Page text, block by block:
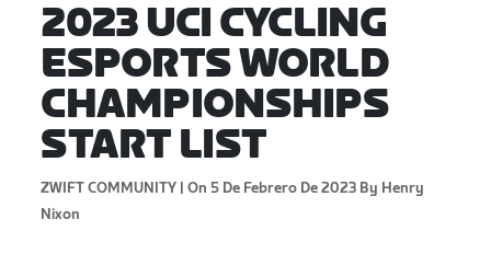
2023 UCI CYCLING
ESPORTS WORLD
CHAMPIONSHIPS
START LIST
ZWIFT COMMUNITY | On 5 De Febrero De 2023 By Henry
Nixon